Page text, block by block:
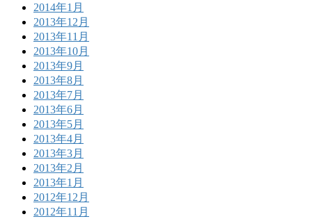
2014年1月
2013年12月
2013年11月
2013年10月
2013年9月
2013年8月
2013年7月
2013年6月
2013年5月
2013年4月
2013年3月
2013年2月
2013年1月
2012年12月
2012年11月